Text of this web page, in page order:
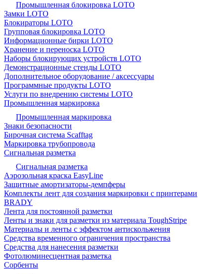
Промышленная блокировка LOTO
Замки LOTO
Блокираторы LOTO
Групповая блокировка LOTO
Информационные бирки LOTO
Хранение и переноска LOTO
Наборы блокирующих устройств LOTO
Демонстрационные стенды LOTO
Дополнительное оборудование / аксессуары
Программные продукты LOTO
Услуги по внедрению системы LOTO
Промышленная маркировка
Промышленная маркировка
Знаки безопасности
Бирочная система Scafftag
Маркировка трубопровода
Сигнальная разметка
Сигнальная разметка
Аэрозольная краска EasyLine
Защитные амортизаторы-демпферы
Комплекты лент для создания маркировки с принтерами
BRADY
Лента для постоянной разметки
Ленты и знаки для разметки из материала ToughStripe
Материалы и ленты с эффектом антискольжения
Средства временного ограничения пространства
Средства для нанесения разметки
Фотолюминесцентная разметка
Сорбенты